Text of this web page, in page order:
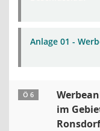
Anlage 01 -
Ö 6
im
Ronsdorf